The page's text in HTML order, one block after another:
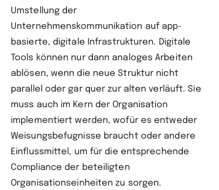
Umstellung der
Unternehmenskommunikation auf app-
basierte, digitale Infrastrukturen. Digitale
Tools können nur dann analoges Arbeiten
ablösen, wenn die neue Struktur nicht
parallel oder gar quer zur alten verläuft. Sie
muss auch im Kern der Organisation
implementiert werden, wofür es entweder
Weisungsbefugnisse braucht oder andere
Einflussmittel, um für die entsprechende
Compliance der beteiligten
Organisationseinheiten zu sorgen.